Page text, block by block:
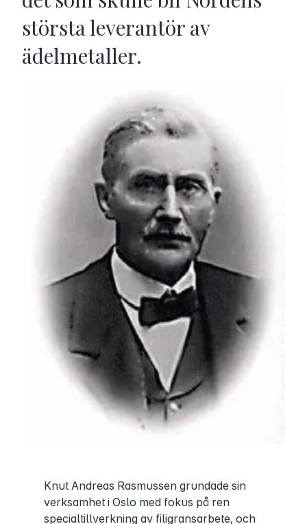
största leverantör av
ädelmetaller.
Knut Andreas Rasmussen grundade sin
verksamhet i Oslo med fokus på ren
specialtillverkning av filigransarbete, och